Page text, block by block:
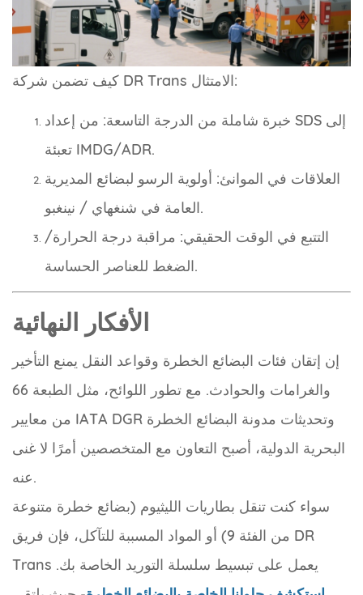
كيف تضمن شركة DR Trans الامتثال:
خبرة شاملة من الدرجة التاسعة: من إعداد SDS إلى
تعبئة IMDG/ADR.
العلاقات في الموانئ: أولوية الرسو لبضائع المديرية
العامة في شنغهاي / نينغبو.
التتبع في الوقت الحقيقي: مراقبة درجة الحرارة/
الضغط للعناصر الحساسة.
الأفكار النهائية
إن إتقان فئات البضائع الخطرة وقواعد النقل يمنع التأخير
والغرامات والحوادث. مع تطور اللوائح، مثل الطبعة 66
من معايير IATA DGR وتحديثات مدونة البضائع الخطرة
البحرية الدولية، أصبح التعاون مع المتخصصين أمرًا لا غنى
عنه.
سواء كنت تنقل بطاريات الليثيوم (بضائع خطرة متنوعة
من الفئة 9) أو المواد المسببة للتآكل، فإن فريق DR
Trans يعمل على تبسيط سلسلة التوريد الخاصة بك.